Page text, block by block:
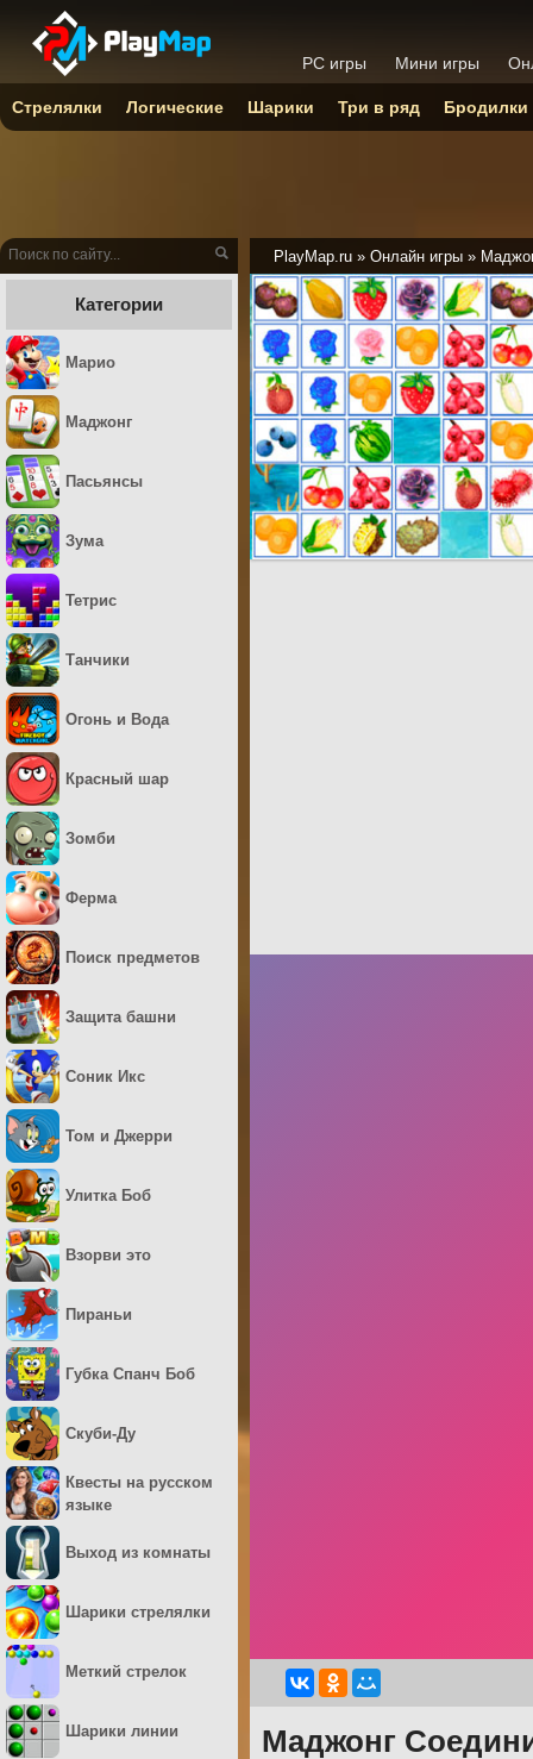
PlayMap.ru » Онлайн игры »
Маджонг
Категории
Марио
Маджонг
Пасьянсы
Зума
Тетрис
Танчики
Огонь и Вода
Красный шар
Зомби
Ферма
Поиск предметов
Защита башни
Соник Икс
Том и Джерри
Улитка Боб
Взорви это
Пираньи
Губка Спанч Боб
Скуби-Ду
Квесты на русском
языке
Выход из комнаты
Шарики стрелялки
Меткий стрелок
Шарики линии
PC игры Мини игры
Стрелялки Логические Шарики Три в ряд Бродилки